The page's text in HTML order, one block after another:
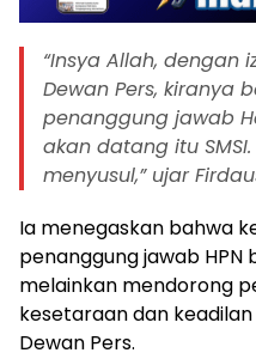
“Insya Allah, dengan
Dewan Pers, kiranya
penanggung jawab
akan datang itu
menyusul,” ujar
Ia menegaskan bahwa
penanggung jawab HPN
melainkan mendorong
kesetaraan dan
Dewan Pers.